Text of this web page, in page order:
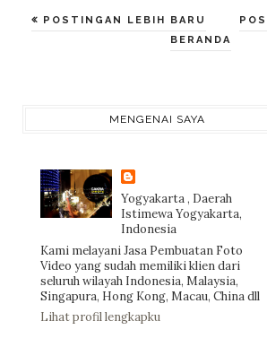
POSTINGAN LEBIH BARU
BERANDA
MENGENAI SAYA
Yogyakarta , Daerah
Istimewa Yogyakarta,
Indonesia
Kami melayani Jasa Pembuatan Foto
Video yang sudah memiliki klien dari
seluruh wilayah Indonesia, Malaysia,
Singapura, Hong Kong, Macau, China dll
Lihat profil lengkapku